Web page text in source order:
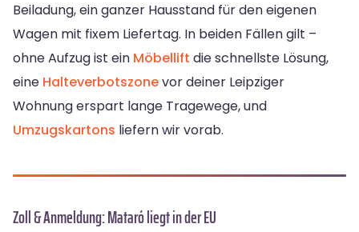
Beiladung, ein ganzer Hausstand für den eigenen
Wagen mit fixem Liefertag. In beiden Fällen gilt –
ohne Aufzug ist ein Möbellift die schnellste Lösung,
eine Halteverbotszonevor deiner Leipziger
Wohnung erspart lange Tragewege, und
Umzugskartons liefern wir vorab.
Zoll & Anmeldung: Mataró liegt in der EU